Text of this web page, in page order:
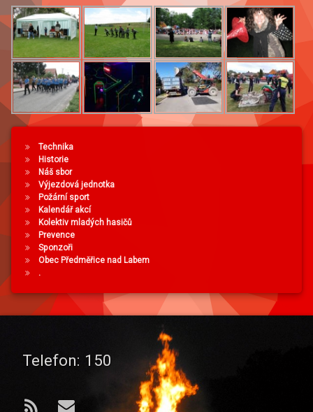
Technika
Historie
Náš sbor
Výjezdová jednotka
Požární sport
Kalendář akcí
Kolektiv mladých hasičů
Prevence
Sponzoři
Obec Předměřice nad Labem
.
Telefon: 150